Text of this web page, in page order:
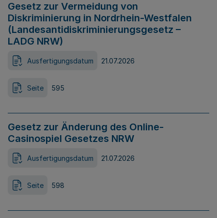
Gesetz zur Vermeidung von
Diskriminierung in Nordrhein-Westfalen
(Landesantidiskriminierungsgesetz –
LADG NRW)
Ausfertigungsdatum 21.07.2026
Seite 595
Gesetz zur Änderung des Online-
Casinospiel Gesetzes NRW
Ausfertigungsdatum 21.07.2026
Seite 598